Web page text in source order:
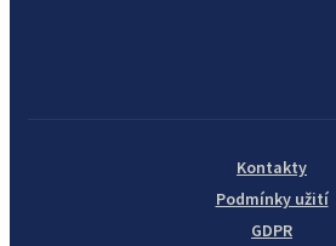
Kontakty
Podmínky užití
GDPR